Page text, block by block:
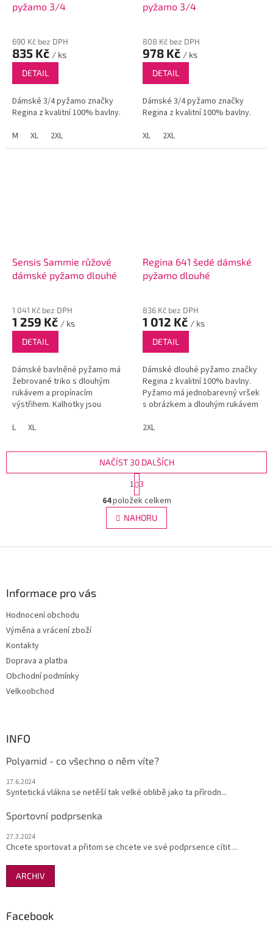
pyžamo 3/4
690 Kč bez DPH
835 Kč / ks
DETAIL
Dámské 3/4 pyžamo značky
Regina z kvalitní 100% bavlny.
M
XL 2XL
pyžamo 3/4
808 Kč bez DPH
978 Kč / ks
DETAIL
Dámské 3/4 pyžamo značky
Regina z kvalitní 100% bavlny.
XL
2XL
Sensis Sammie růžové
dámské pyžamo dlouhé
1 041 Kč bez DPH
1 259 Kč / ks
DETAIL
Dámské bavlněné pyžamo má
žebrované triko s dlouhým
rukávem a propínacím
výstřihem. Kalhotky jsou
gumou v pase.
L XL
Regina 641 šedé dámské
pyžamo dlouhé
836 Kč bez DPH
1 012 Kč / ks
DETAIL
Dámské dlouhé pyžamo značky
Regina z kvalitní 100% bavlny.
Pyžamo má jednobarevný vršek
s obrázkem a dlouhým rukávem
2XL
O
v
l
á
NAČÍST 30 DALŠÍCH
S
t
r
á
n
k
v
1 3
64položek celkem
NAHORU
Informace pro vás
Hodnocení obchodu
Výměna a vrácení zboží
Kontakty
Doprava a platba
Obchodní podmínky
Velkoobchod
INFO
Polyamid - co všechno o něm víte?
17.6.2024
Syntetická vlákna se netěší tak velké oblibě jako ta přírodn...
Sportovní podprsenka
27.3.2024
Chcete sportovat a přitom se chcete ve své podprsence cítit ...
ARCHIV
Facebook